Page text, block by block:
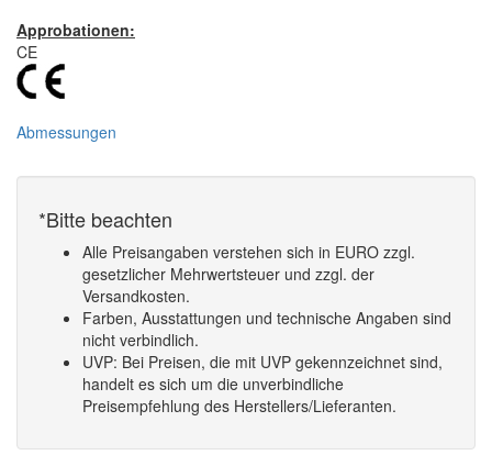
Approbationen:
CE
Abmessungen
*Bitte beachten
Alle Preisangaben verstehen sich in EURO zzgl.
gesetzlicher Mehrwertsteuer und zzgl. der
Versandkosten.
Farben, Ausstattungen und technische Angaben sind
nicht verbindlich.
UVP: Bei Preisen, die mit UVP gekennzeichnet sind,
handelt es sich um die unverbindliche
Preisempfehlung des Herstellers/Lieferanten.